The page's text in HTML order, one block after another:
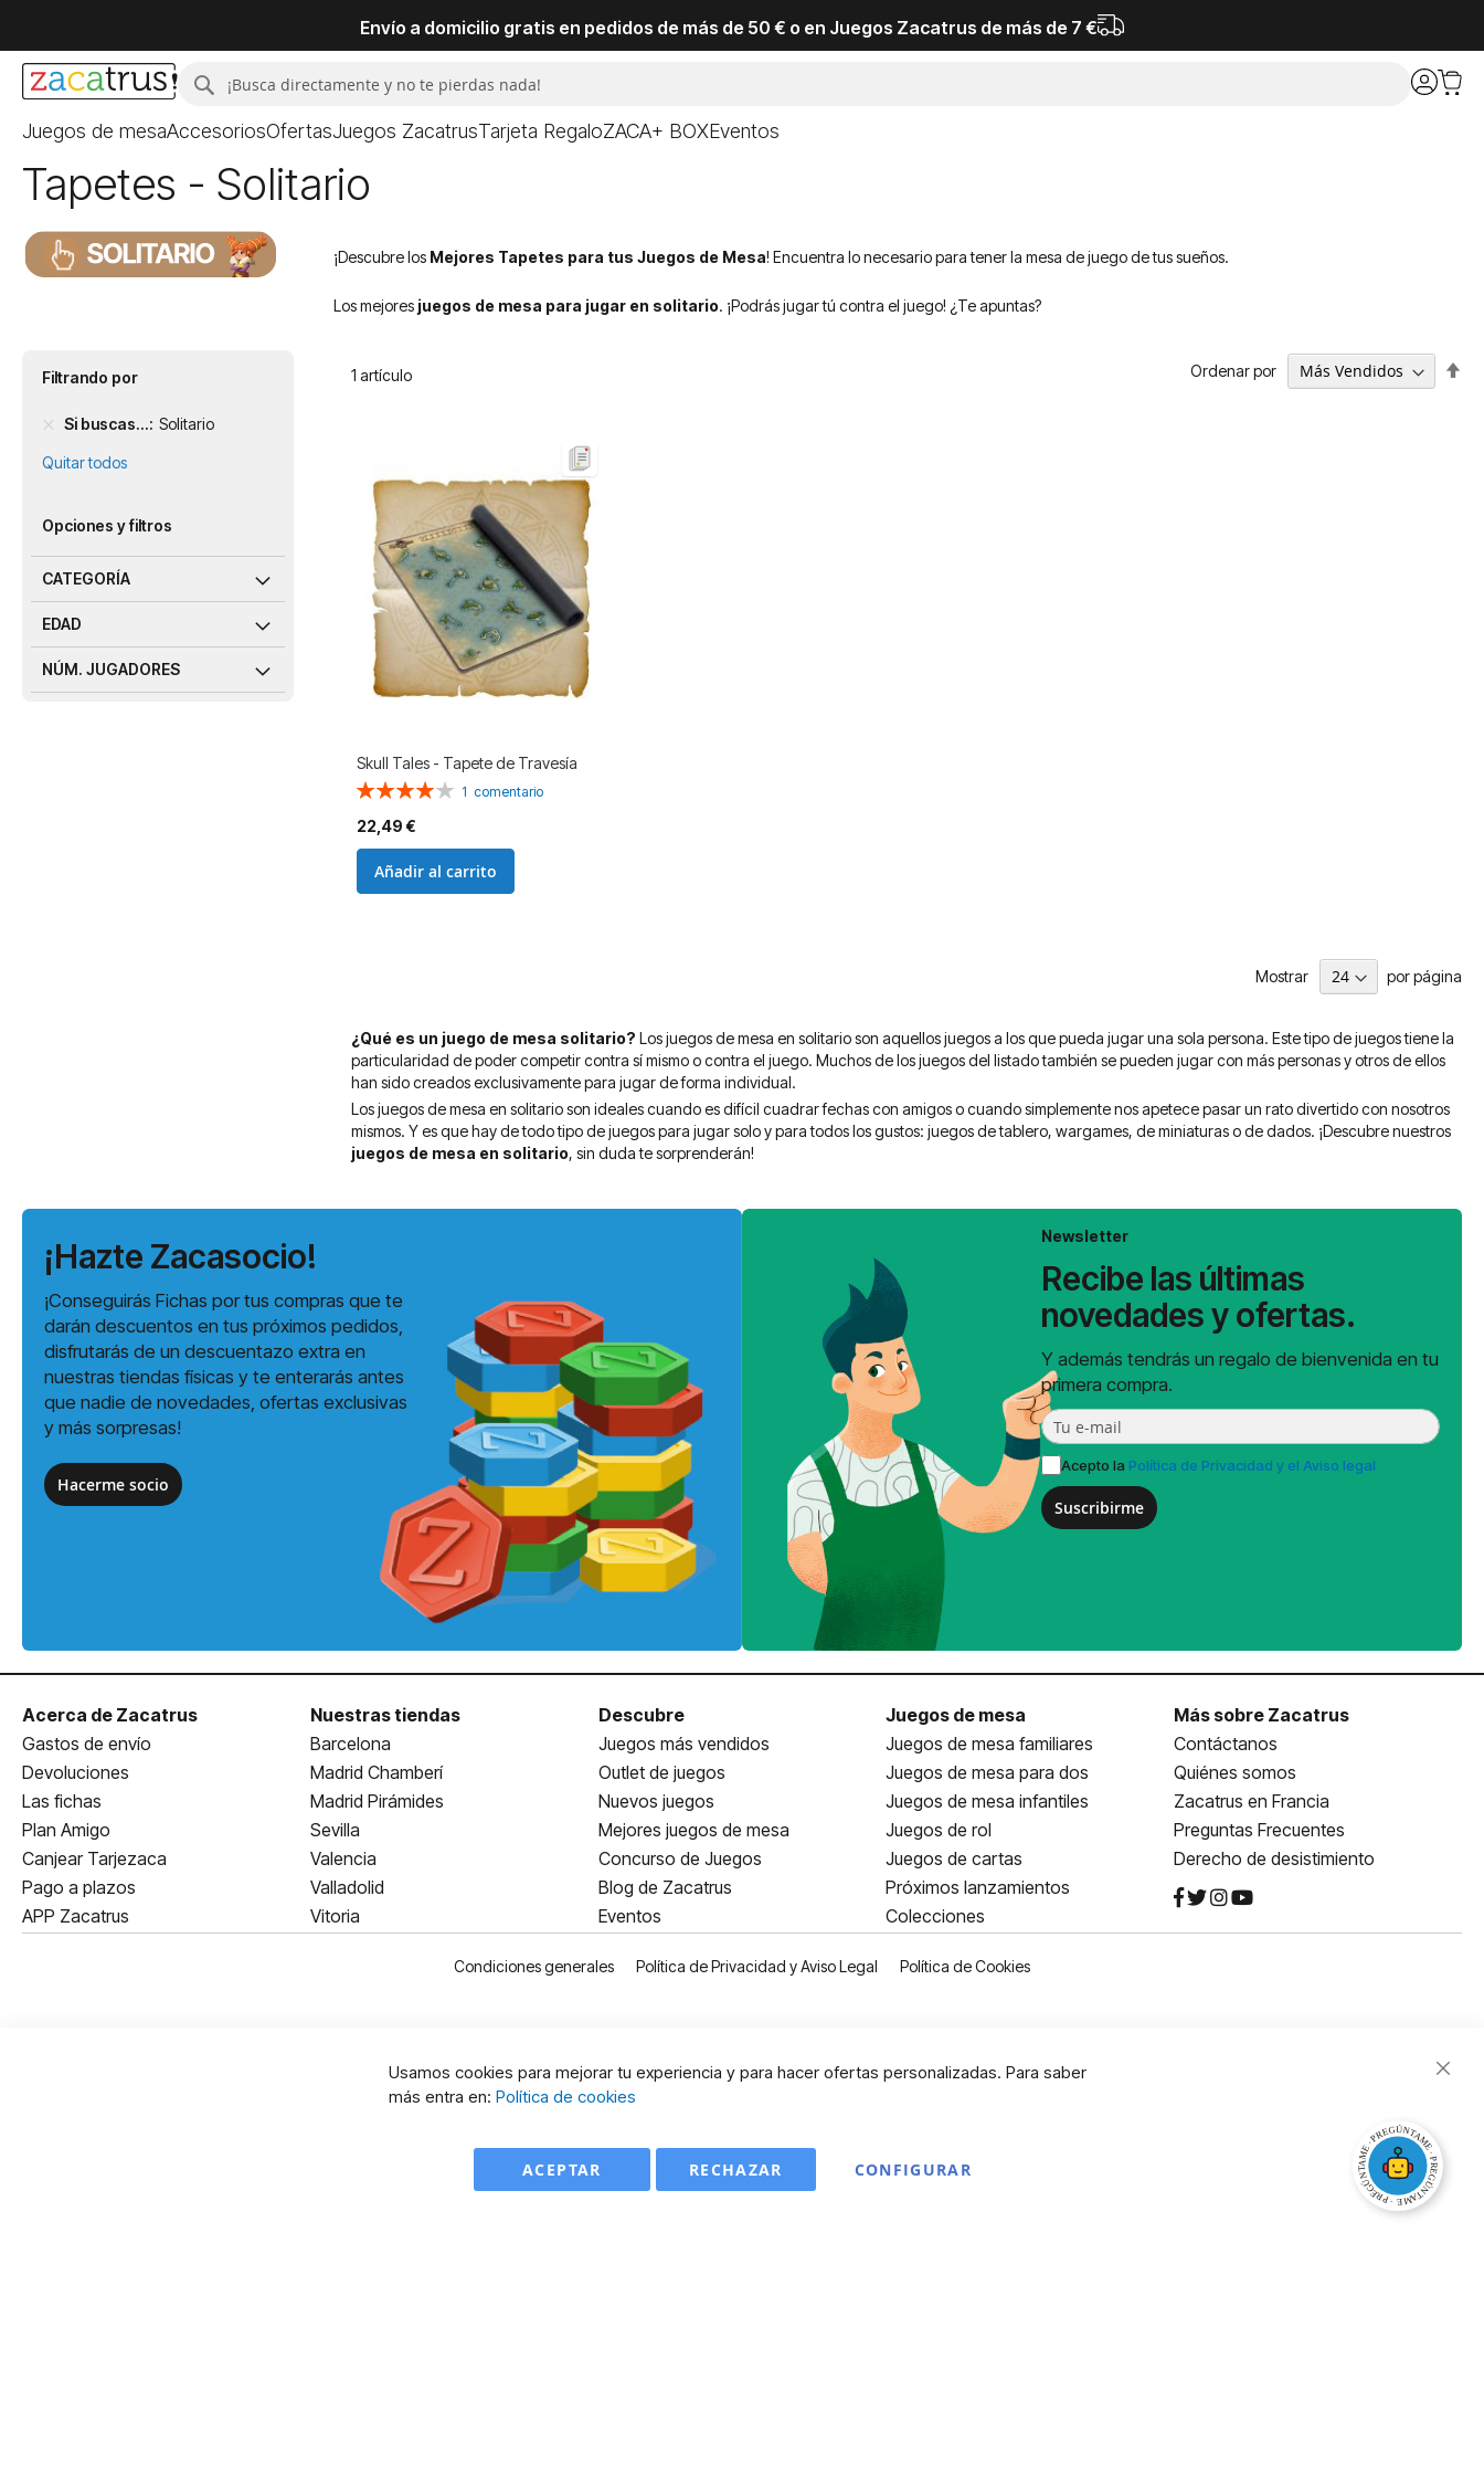
Envío a domicilio gratis en pedidos de más de 50 € o en Juegos Zacatrus de más de 7 €
Buscar
Juegos de mesaAccesoriosOfertasJuegos ZacatrusTarjeta RegaloZACA+ BOXEventos
Tapetes - Solitario
¡Descubre los Mejores Tapetes para tus Juegos de Mesa! Encuentra lo necesario para tener la mesa de juego de tus sueños.
Los mejores juegos de mesa para jugar en solitario. ¡Podrás jugar tú contra el juego! ¿Te apuntas?
1 artículo Ordenar por
Skull Tales - Tapete de Travesía
Valoración:
1 comentario
22,49 €
Añadir al carrito
Mostrar por página
¿Qué es un juego de mesa solitario? Los juegos de mesa en solitario son aquellos juegos a los que pueda jugar una sola persona. Este tipo de juegos tiene la
particularidad de poder competir contra sí mismo o contra el juego. Muchos de los juegos del listado también se pueden jugar con más personas y otros de ellos
han sido creados exclusivamente para jugar de forma individual.
Los juegos de mesa en solitario son ideales cuando es difícil cuadrar fechas con amigos o cuando simplemente nos apetece pasar un rato divertido con nosotros
mismos. Y es que hay de todo tipo de juegos para jugar solo y para todos los gustos: juegos de tablero, wargames, de miniaturas o de dados. ¡Descubre nuestros
juegos de mesa en solitario, sin duda te sorprenderán!
Filtrando por
Si buscas... Solitario
Quitar todos
Opciones y filtros
CATEGORÍA
EDAD
NÚM. JUGADORES
¡Hazte Zacasocio!
¡Conseguirás Fichas por tus compras que te
darán descuentos en tus próximos pedidos,
disfrutarás de un descuentazo extra en
nuestras tiendas físicas y te enterarás antes
que nadie de novedades, ofertas exclusivas
y más sorpresas!
Hacerme socio
Newsletter
Recibe las últimas
novedades y ofertas.
Y además tendrás un regalo de bienvenida en tu
primera compra.
Acepto la Política de Privacidad y el Aviso legal
Suscribirme
Acerca de Zacatrus
Gastos de envío
Devoluciones
Las fichas
Plan Amigo
Canjear Tarjezaca
Pago a plazos
APP Zacatrus
Nuestras tiendas
Barcelona
Madrid Chamberí
Madrid Pirámides
Sevilla
Valencia
Valladolid
Vitoria
Descubre
Juegos más vendidos
Outlet de juegos
Nuevos juegos
Mejores juegos de mesa
Concurso de Juegos
Blog de Zacatrus
Eventos
Juegos de mesa
Juegos de mesa familiares
Juegos de mesa para dos
Juegos de mesa infantiles
Juegos de rol
Juegos de cartas
Próximos lanzamientos
Colecciones
Más sobre Zacatrus
Contáctanos
Quiénes somos
Zacatrus en Francia
Preguntas Frecuentes
Derecho de desistimiento
Condiciones generales Política de Privacidad y Aviso Legal Política de Cookies
Usamos cookies para mejorar tu experiencia y para hacer ofertas personalizadas. Para saber
más entra en: Política de cookies
ACEPTAR CONFIGURAR
RECHAZAR